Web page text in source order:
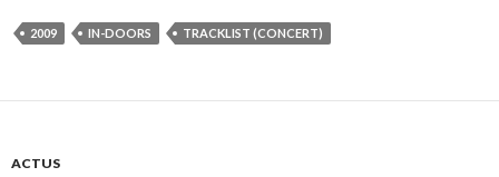
2009 IN-DOORS TRACKLIST (CONCERT)
ACTUS